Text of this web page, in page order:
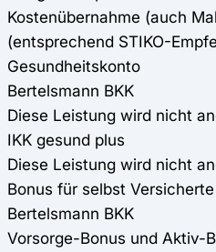
Kostenübernahme (auch
(entsprechend STIKO-
Gesundheitskonto
Bertelsmann BKK
Diese Leistung wird nicht
IKK gesund plus
Diese Leistung wird nicht
Bonus für selbst Versicherte
Bertelsmann BKK
Vorsorge-Bonus und Aktiv-